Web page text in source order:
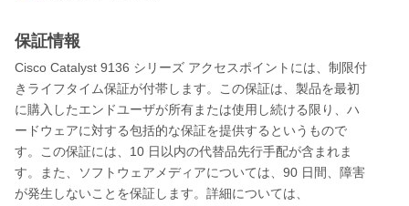
保証情報
Cisco Catalyst 9136 シリーズ アクセスポイントには、制限付
きライフタイム保証が付帯します。この保証は、製品を最初
に購入したエンドユーザが所有または使用し続ける限り、ハ
ードウェアに対する包括的な保証を提供するというもので
す。この保証には、 10 日以内の代替品先行手配が含まれま
す。また、ソフトウェアメディアについては、 90 日間、障害
が発生しないことを保証します。詳細については、